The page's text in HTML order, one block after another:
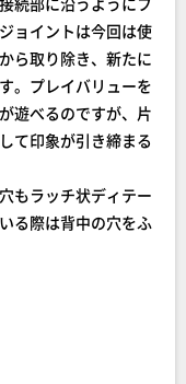
ョイントは今回は使
ら取り除き、新たに
。プレイバリューを
遊べるのですが、片
て印象が引き締まる
もラッチ状ディテー
る際は背中の穴をふ